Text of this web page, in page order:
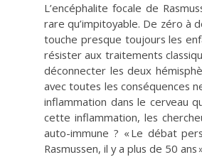
L’encéphalite focale de
rare qu’impitoyable. De zéro à
touche presque toujours les
résister aux traitements
déconnecter les deux
avec toutes les conséquences
inflammation dans le cerveau
cette inflammation, les
auto-immune ? « Le débat
Rasmussen, il y a plus de 50 ans